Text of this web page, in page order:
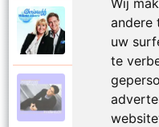
Wij
andere
uw
te
Christoff en
Niemand laat
Christoff
Niets is voor